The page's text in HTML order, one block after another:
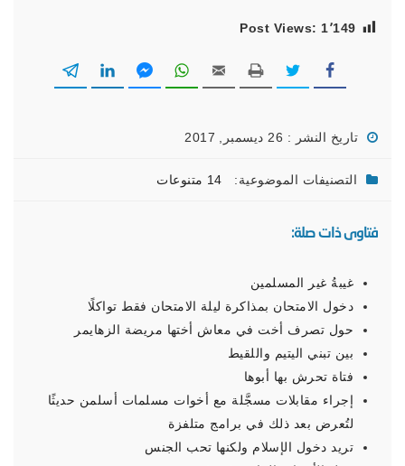
Post Views: 1٬149
تاريخ النشر : 26 ديسمبر, 2017
التصنيفات الموضوعية: 14 متنوعات
فتاوى ذات صلة:
غيبةُ غير المسلمين
دخول الامتحان بمذاكرة ليلة الامتحان فقط تواكلًا
حول تصرف أخت في معاش أختها مريضة الزهايمر
بين تبني اليتيم واللقيط
فتاة تحرش بها أبوها
إجراء مقابلات مسجَّلة مع أخوات مسلمات أسلمن حديثًا
لتُعرض بعد ذلك في برامج متلفزة
تريد دخول الإسلام ولكنها تحب الجنس